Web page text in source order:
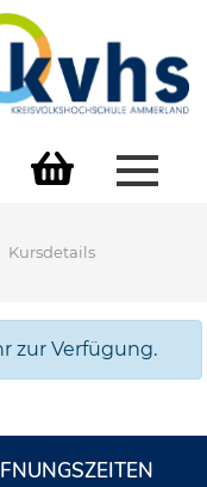
Kursdetails
zur Verfügung.